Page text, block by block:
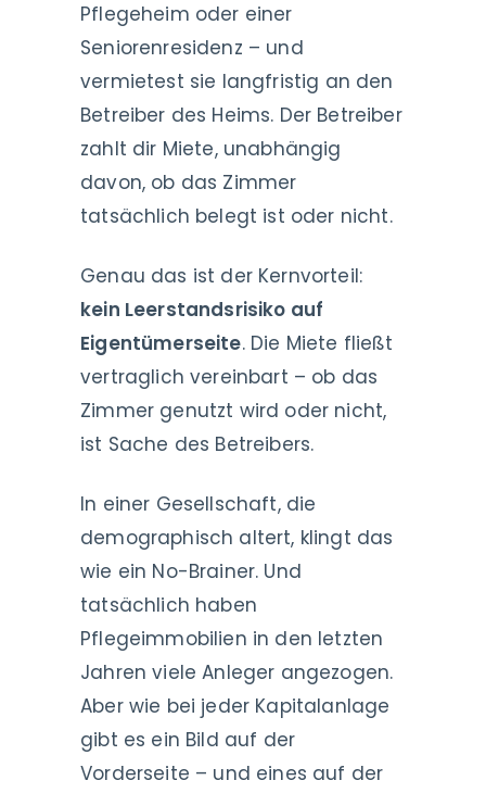
Pflegeheim oder einer
Seniorenresidenz – und
vermietest sie langfristig an den
Betreiber des Heims. Der Betreiber
zahlt dir Miete, unabhängig
davon, ob das Zimmer
tatsächlich belegt ist oder nicht.
Genau das ist der Kernvorteil:
kein Leerstandsrisiko auf
Eigentümerseite. Die Miete fließt
vertraglich vereinbart – ob das
Zimmer genutzt wird oder nicht,
ist Sache des Betreibers.
In einer Gesellschaft, die
demographisch altert, klingt das
wie ein No-Brainer. Und
tatsächlich haben
Pflegeimmobilien in den letzten
Jahren viele Anleger angezogen.
Aber wie bei jeder Kapitalanlage
gibt es ein Bild auf der
Vorderseite – und eines auf der